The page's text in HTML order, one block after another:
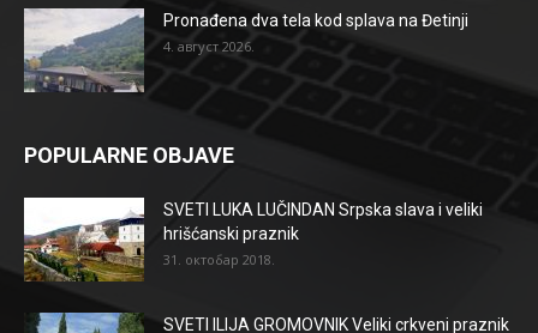
Pronađena dva tela kod splava na Đetinji
4. август 2026.
POPULARNE OBJAVE
SVETI LUKA LUČINDAN Srpska slava i veliki
hrišćanski praznik
31. октобар 2018.
SVETI ILIJA GROMOVNIK Veliki crkveni praznik